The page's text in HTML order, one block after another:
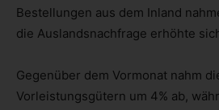
Bestellungen aus dem Inland
die Auslandsnachfrage erhöhte
Gegenüber dem Vormonat nahm
Vorleistungsgütern um 4% ab,